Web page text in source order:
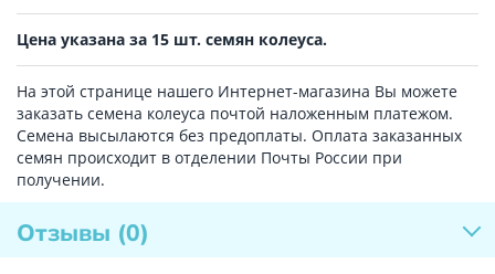
Цена указана за 15 шт. семян колеуса.
На этой странице нашего Интернет-магазина Вы можете
заказать семена колеуса почтой наложенным платежом.
Семена высылаются без предоплаты. Оплата заказанных
семян происходит в отделении Почты России при
получении.
Отзывы (0)